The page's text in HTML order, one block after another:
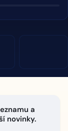
a
novinky.